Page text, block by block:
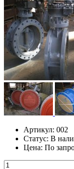
Артикул: 002
Статус: В
Цена: По